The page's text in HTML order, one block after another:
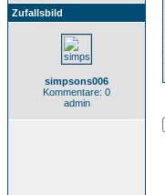
Zufallsbild
simpsons006
Kommentare: 0
admin